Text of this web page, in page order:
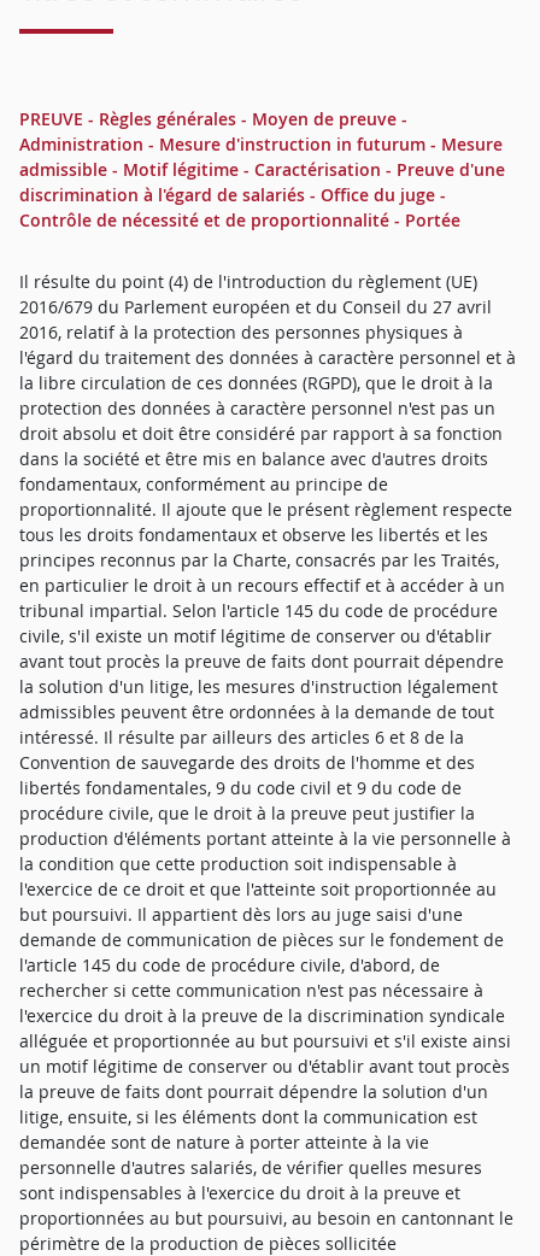
PREUVE - Règles générales - Moyen de preuve -
Administration - Mesure d'instruction in futurum - Mesure
admissible - Motif légitime - Caractérisation - Preuve d'une
discrimination à l'égard de salariés - Office du juge -
Contrôle de nécessité et de proportionnalité - Portée
Il résulte du point (4) de l'introduction du règlement (UE)
2016/679 du Parlement européen et du Conseil du 27 avril
2016, relatif à la protection des personnes physiques à
l'égard du traitement des données à caractère personnel et à
la libre circulation de ces données (RGPD), que le droit à la
protection des données à caractère personnel n'est pas un
droit absolu et doit être considéré par rapport à sa fonction
dans la société et être mis en balance avec d'autres droits
fondamentaux, conformément au principe de
proportionnalité. Il ajoute que le présent règlement respecte
tous les droits fondamentaux et observe les libertés et les
principes reconnus par la Charte, consacrés par les Traités,
en particulier le droit à un recours effectif et à accéder à un
tribunal impartial. Selon l'article 145 du code de procédure
civile, s'il existe un motif légitime de conserver ou d'établir
avant tout procès la preuve de faits dont pourrait dépendre
la solution d'un litige, les mesures d'instruction légalement
admissibles peuvent être ordonnées à la demande de tout
intéressé. Il résulte par ailleurs des articles 6 et 8 de la
Convention de sauvegarde des droits de l'homme et des
libertés fondamentales, 9 du code civil et 9 du code de
procédure civile, que le droit à la preuve peut justifier la
production d'éléments portant atteinte à la vie personnelle à
la condition que cette production soit indispensable à
l'exercice de ce droit et que l'atteinte soit proportionnée au
but poursuivi. Il appartient dès lors au juge saisi d'une
demande de communication de pièces sur le fondement de
l'article 145 du code de procédure civile, d'abord, de
rechercher si cette communication n'est pas nécessaire à
l'exercice du droit à la preuve de la discrimination syndicale
alléguée et proportionnée au but poursuivi et s'il existe ainsi
un motif légitime de conserver ou d'établir avant tout procès
la preuve de faits dont pourrait dépendre la solution d'un
litige, ensuite, si les éléments dont la communication est
demandée sont de nature à porter atteinte à la vie
personnelle d'autres salariés, de vérifier quelles mesures
sont indispensables à l'exercice du droit à la preuve et
proportionnées au but poursuivi, au besoin en cantonnant le
périmètre de la production de pièces sollicitée